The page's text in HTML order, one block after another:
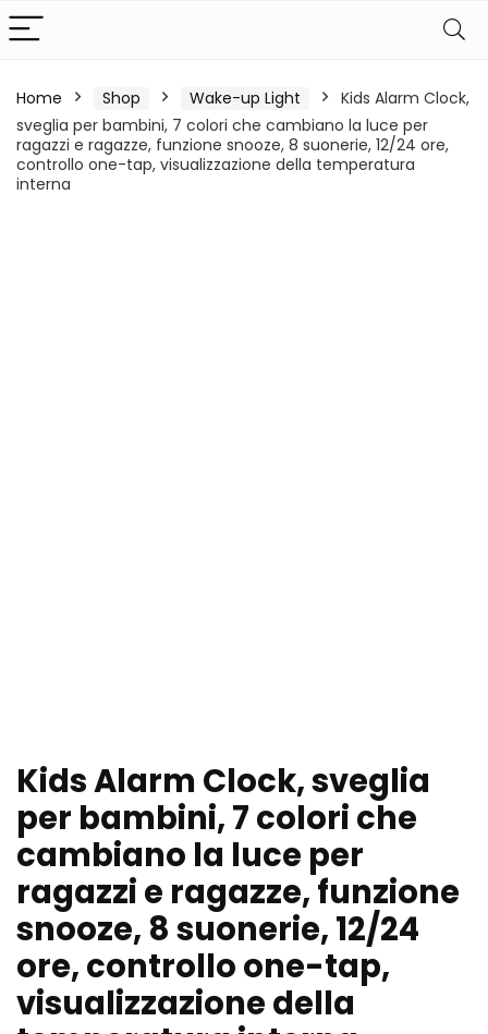
Home Shop Wake-up Light
Kids Alarm Clock,
sveglia per bambini, 7 colori che cambiano la luce per
ragazzi e ragazze, funzione snooze, 8 suonerie, 12/24 ore,
controllo one-tap, visualizzazione della temperatura
interna
Kids Alarm Clock, sveglia
per bambini, 7 colori che
cambiano la luce per
ragazzi e ragazze, funzione
snooze, 8 suonerie, 12/24
ore, controllo one-tap,
visualizzazione della